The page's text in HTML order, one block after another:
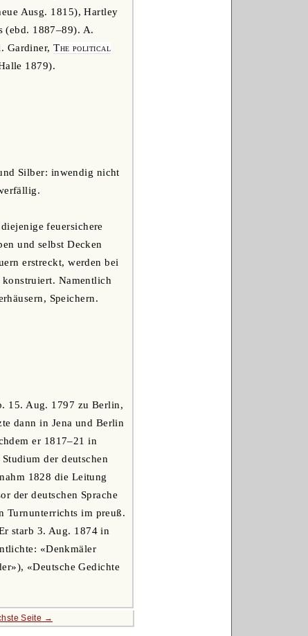
Ausg. 1815), Hartley
(ebd. 1887–89). A.
Gardiner,The political
1879).
Silber: inwendig nicht
feuersichere
und selbst Decken
erstreckt, werden bei
Namentlich
Speichern.
15. Aug. 1797 zu Berlin,
dann in Jena und Berlin
er 1817–21 in
der deutschen
1828 die Leitung
der deutschen Sprache
Turnunterrichts im preuß.
starb 3. Aug. 1874 in
«Denkmäler
«Deutsche Gedichte
Seite →